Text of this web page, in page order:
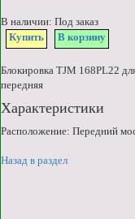
В наличии: Под заказ
Купить
В корзину
Блокировка TJM 168PL22
передняя
Характеристики
Расположение: Передний
Назад в раздел